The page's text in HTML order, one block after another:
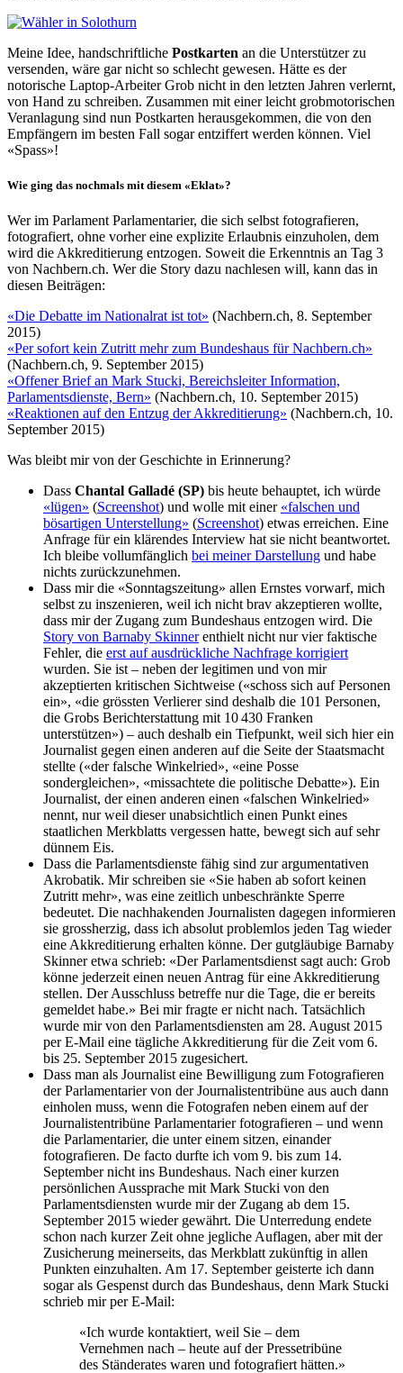
Meine Idee, handschriftliche Postkarten an die Unterstützer zu
versenden, wäre gar nicht so schlecht gewesen. Hätte es der
notorische Laptop-Arbeiter Grob nicht in den letzten Jahren verlernt,
von Hand zu schreiben. Zusammen mit einer leicht grobmotorischen
Veranlagung sind nun Postkarten herausgekommen, die von den
Empfängern im besten Fall sogar entziffert werden können. Viel
«Spass»!
Wie ging das nochmals mit diesem «Eklat»?
Wer im Parlament Parlamentarier, die sich selbst fotografieren,
fotografiert, ohne vorher eine explizite Erlaubnis einzuholen, dem
wird die Akkreditierung entzogen. Soweit die Erkenntnis an Tag 3
von Nachbern.ch. Wer die Story dazu nachlesen will, kann das in
diesen Beiträgen:
«Die Debatte im Nationalrat ist tot» (Nachbern.ch, 8. September
2015)
«Per sofort kein Zutritt mehr zum Bundeshaus für Nachbern.ch»
(Nachbern.ch, 9. September 2015)
«Offener Brief an Mark Stucki, Bereichsleiter Information,
Parlamentsdienste, Bern» (Nachbern.ch, 10. September 2015)
«Reaktionen auf den Entzug der Akkreditierung» (Nachbern.ch, 10.
September 2015)
Was bleibt mir von der Geschichte in Erinnerung?
Dass Chantal Galladé (SP) bis heute behauptet, ich würde
«lügen» (Screenshot) und wolle mit einer «falschen und
bösartigen Unterstellung» (Screenshot) etwas erreichen. Eine
Anfrage für ein klärendes Interview hat sie nicht beantwortet.
Ich bleibe vollumfänglich bei meiner Darstellung und habe
nichts zurückzunehmen.
Dass mir die «Sonntagszeitung» allen Ernstes vorwarf, mich
selbst zu inszenieren, weil ich nicht brav akzeptieren wollte,
dass mir der Zugang zum Bundeshaus entzogen wird. Die
Story von Barnaby Skinnerenthielt nicht nur vier faktische
Fehler, die erst auf ausdrückliche Nachfrage korrigiert
wurden. Sie ist – neben der legitimen und von mir
akzeptierten kritischen Sichtweise («schoss sich auf Personen
ein», «die grössten Verlierer sind deshalb die 101 Personen,
die Grobs Berichterstattung mit 10 430 Franken
unterstützen») – auch deshalb ein Tiefpunkt, weil sich hier ein
Journalist gegen einen anderen auf die Seite der Staatsmacht
stellte («der falsche Winkelried», «eine Posse
sondergleichen», «missachtete die politische Debatte»). Ein
Journalist, der einen anderen einen «falschen Winkelried»
nennt, nur weil dieser unabsichtlich einen Punkt eines
staatlichen Merkblatts vergessen hatte, bewegt sich auf sehr
dünnem Eis.
Dass die Parlamentsdienste fähig sind zur argumentativen
Akrobatik. Mir schreiben sie «Sie haben ab sofort keinen
Zutritt mehr», was eine zeitlich unbeschränkte Sperre
bedeutet. Die nachhakenden Journalisten dagegen informieren
sie grossherzig, dass ich absolut problemlos jeden Tag wieder
eine Akkreditierung erhalten könne. Der gutgläubige Barnaby
Skinner etwa schrieb: «Der Parlamentsdienst sagt auch: Grob
könne jederzeit einen neuen Antrag für eine Akkreditierung
stellen. Der Ausschluss betreffe nur die Tage, die er bereits
gemeldet habe.» Bei mir fragte er nicht nach. Tatsächlich
wurde mir von den Parlamentsdiensten am 28. August 2015
per E-Mail eine tägliche Akkreditierung für die Zeit vom 6.
bis 25. September 2015 zugesichert.
Dass man als Journalist eine Bewilligung zum Fotografieren
der Parlamentarier von der Journalistentribüne aus auch dann
einholen muss, wenn die Fotografen neben einem auf der
Journalistentribüne Parlamentarier fotografieren – und wenn
die Parlamentarier, die unter einem sitzen, einander
fotografieren. De facto durfte ich vom 9. bis zum 14.
September nicht ins Bundeshaus. Nach einer kurzen
persönlichen Aussprache mit Mark Stucki von den
Parlamentsdiensten wurde mir der Zugang ab dem 15.
September 2015 wieder gewährt. Die Unterredung endete
schon nach kurzer Zeit ohne jegliche Auflagen, aber mit der
Zusicherung meinerseits, das Merkblatt zukünftig in allen
Punkten einzuhalten. Am 17. September geisterte ich dann
sogar als Gespenst durch das Bundeshaus, denn Mark Stucki
schrieb mir per E-Mail:
«Ich wurde kontaktiert, weil Sie – dem
Vernehmen nach – heute auf der Pressetribüne
des Ständerates waren und fotografiert hätten.»